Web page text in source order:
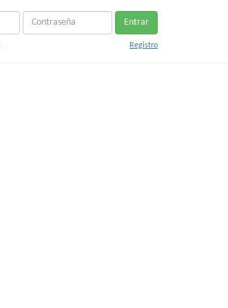
Entrar
Registro